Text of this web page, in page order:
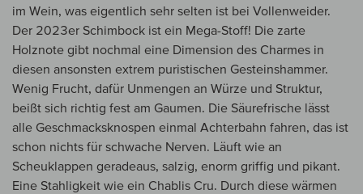
im Wein, was eigentlich sehr selten ist bei Vollenweider.
Der 2023er Schimbock ist ein Mega-Stoff! Die zarte
Holznote gibt nochmal eine Dimension des Charmes in
diesen ansonsten extrem puristischen Gesteinshammer.
Wenig Frucht, dafür Unmengen an Würze und Struktur,
beißt sich richtig fest am Gaumen. Die Säurefrische lässt
alle Geschmacksknospen einmal Achterbahn fahren, das ist
schon nichts für schwache Nerven. Läuft wie an
Scheuklappen geradeaus, salzig, enorm griffig und pikant.
Eine Stahligkeit wie ein Chablis Cru. Durch diese wärmen